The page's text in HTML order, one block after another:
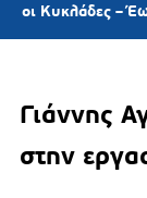
– Έως και 9
Γιάννης
στην